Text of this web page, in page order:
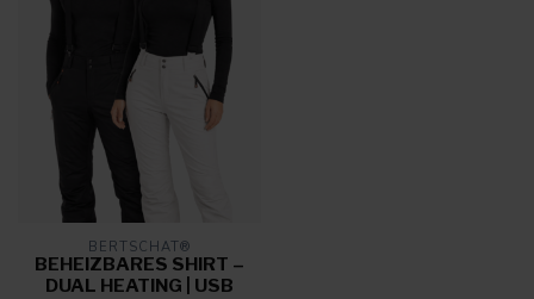
BERTSCHAT®
BEHEIZBARES SHIRT –
DUAL HEATING | USB